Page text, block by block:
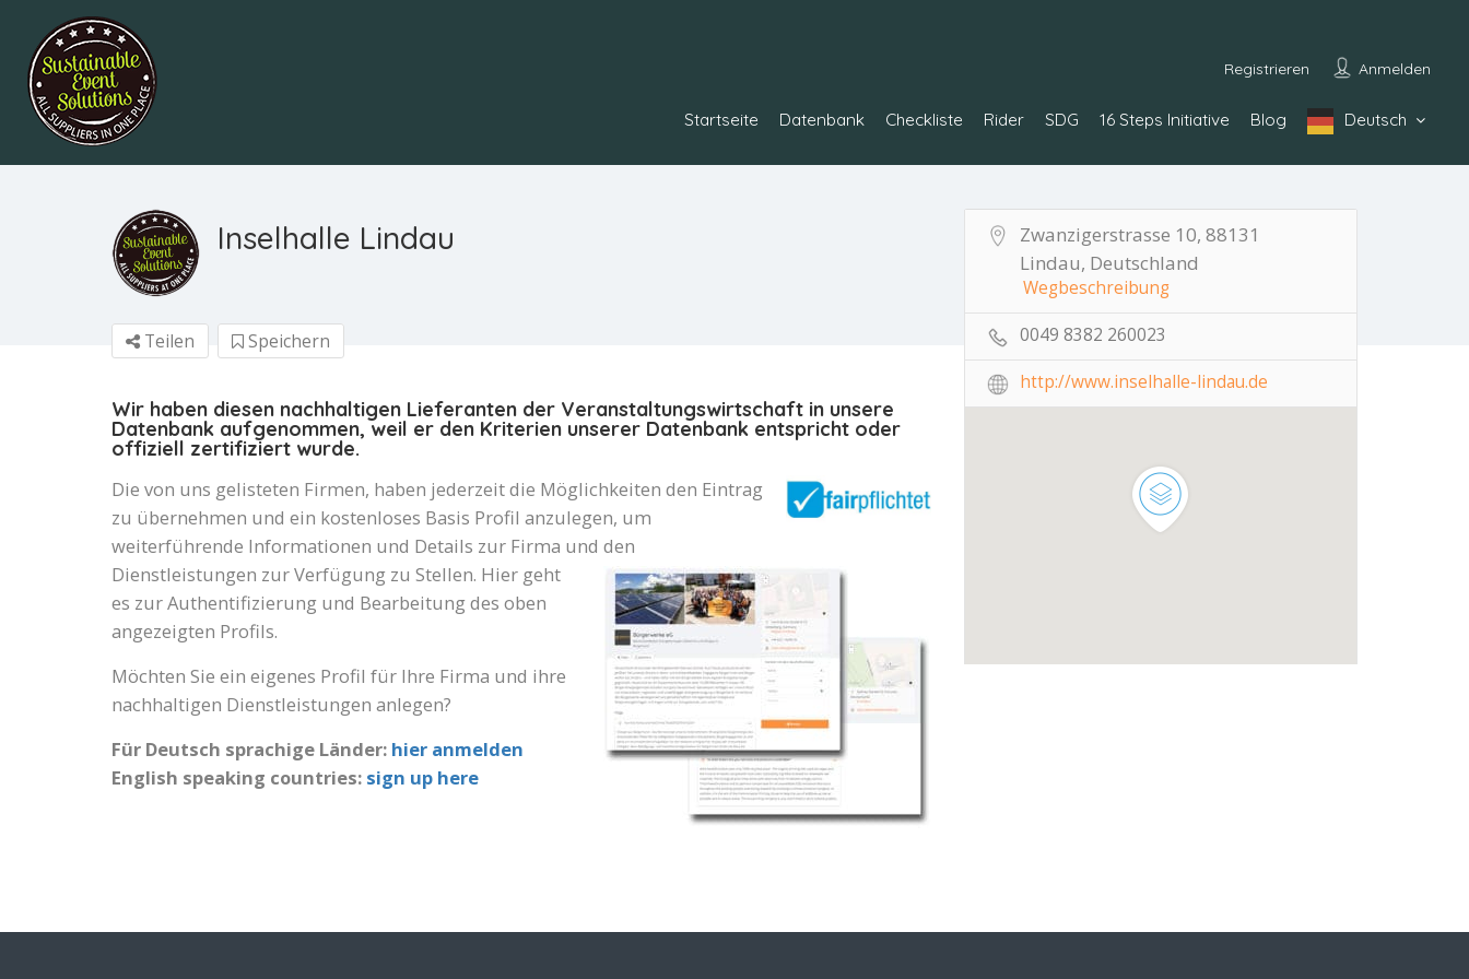
Registrieren Anmelden
Startseite Datenbank Checkliste Rider SDG 16 Steps Initiative Blog Deutsch
Inselhalle Lindau
Teilen Speichern
Wir haben diesen nachhaltigen Lieferanten der Veranstaltungswirtschaft in unsere
Datenbank aufgenommen, weil er den Kriterien unserer Datenbank entspricht oder
offiziell zertifiziert wurde.
Die von uns gelisteten Firmen, haben jederzeit die Möglichkeiten den Eintrag
zu übernehmen und ein kostenloses Basis Profil anzulegen, um
weiterführende Informationen und Details zur Firma und den
Dienstleistungen zur Verfügung zu Stellen. Hier geht
es zur Authentifizierung und Bearbeitung des oben
angezeigten Profils.
Möchten Sie ein eigenes Profil für Ihre Firma und ihre
nachhaltigen Dienstleistungen anlegen?
Für Deutsch sprachige Länder: hier anmelden
English speaking countries: sign up here
Zwanzigerstrasse 10, 88131
Lindau, Deutschland
Wegbeschreibung
0049 8382 260023
http://www.inselhalle-lindau.de